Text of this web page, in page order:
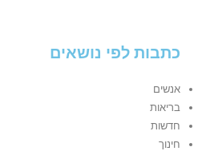
כתבות לפי נושאים
אנשים
בריאות
חדשות
חינוך